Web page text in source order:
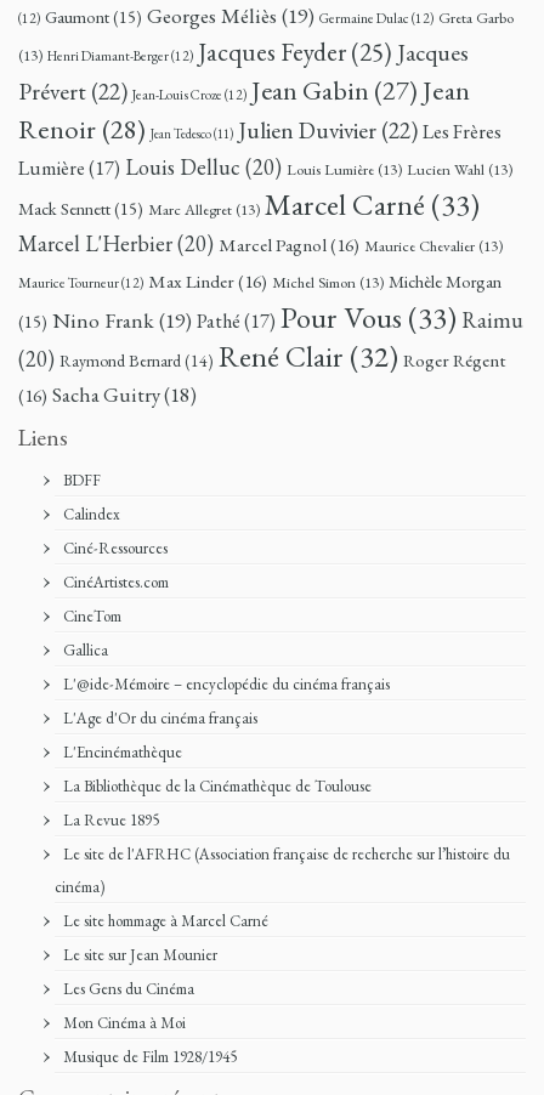
(12) Gaumont(15) Georges Méliès (19) Germaine Dulac (12) Greta Garbo
(13) Henri Diamant-Berger(12) Jacques Feyder(25) Jacques
Prévert(22) Jean-Louis Croze (12) Jean Gabin (27) Jean
Renoir (28) Jean Tedesco(11) Julien Duvivier(22)Les Frères
Lumière(17) Louis Delluc (20) Louis Lumière (13) Lucien Wahl (13)
Mack Sennett(15) Marc Allegret (13) Marcel Carné (33)
Marcel L'Herbier(20) Marcel Pagnol(16) Maurice Chevalier (13)
Maurice Tourneur(12) Max Linder(16) Michel Simon (13) Michèle Morgan
(15) Nino Frank(19) Pathé(17) Pour Vous (33) Raimu
(20) Raymond Bernard(14) René Clair (32) Roger Régent
(16) Sacha Guitry(18)
Liens
BDFF
Calindex
Ciné-Ressources
CinéArtistes.com
CineTom
Gallica
L'@ide-Mémoire – encyclopédie du cinéma français
L'Age d'Or du cinéma français
L'Encinémathèque
La Bibliothèque de la Cinémathèque de Toulouse
La Revue 1895
Le site de l'AFRHC (Association française de recherche sur l’histoire du
cinéma)
Le site hommage à Marcel Carné
Le site sur Jean Mounier
Les Gens du Cinéma
Mon Cinéma à Moi
Musique de Film 1928/1945